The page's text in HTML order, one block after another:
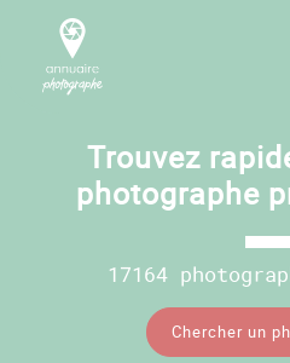
Trouvez
photographe
17164
Chercher un